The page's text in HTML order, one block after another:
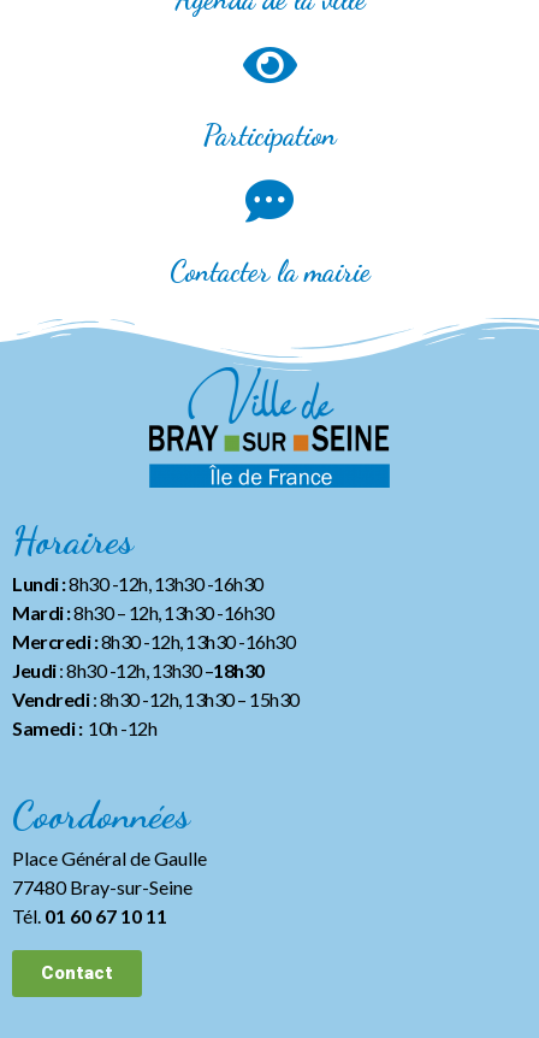
Participation
Contacter la mairie
Horaires
Lundi :8h30 -12h, 13h30 -16h30
Mardi :8h30 – 12h, 13h30 -16h30
Mercredi :8h30 -12h, 13h30 -16h30
Jeudi: 8h30 -12h, 13h30 –18h30
Vendredi: 8h30 -12h, 13h30– 15h30
Samedi :10h -12h
Coordonnées
Place Général de Gaulle
77480 Bray-sur-Seine
Tél. 01 60 67 10 11
Contact